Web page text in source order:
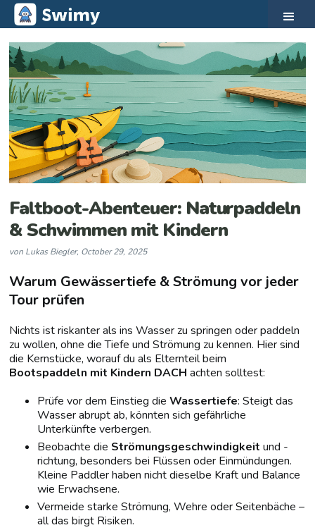
Faltboot-Abenteuer: Naturpaddeln
& Schwimmen mit Kindern
von Lukas Biegler, October 29, 2025
Warum Gewässertiefe & Strömung vor jeder
Tour prüfen
Nichts ist riskanter als ins Wasser zu springen oder paddeln
zu wollen, ohne die Tiefe und Strömung zu kennen. Hier sind
die Kernstücke, worauf du als Elternteil beim
Bootspaddeln mit Kindern DACH achten solltest:
Prüfe vor dem Einstieg dieWassertiefe: Steigt das
Wasser abrupt ab, könnten sich gefährliche
Unterkünfte verbergen.
Beobachte die Strömungsgeschwindigkeit und -
richtung, besonders bei Flüssen oder Einmündungen.
Kleine Paddler haben nicht dieselbe Kraft und Balance
wie Erwachsene.
Vermeide starke Strömung, Wehre oder Seitenbäche –
all das birgt Risiken.